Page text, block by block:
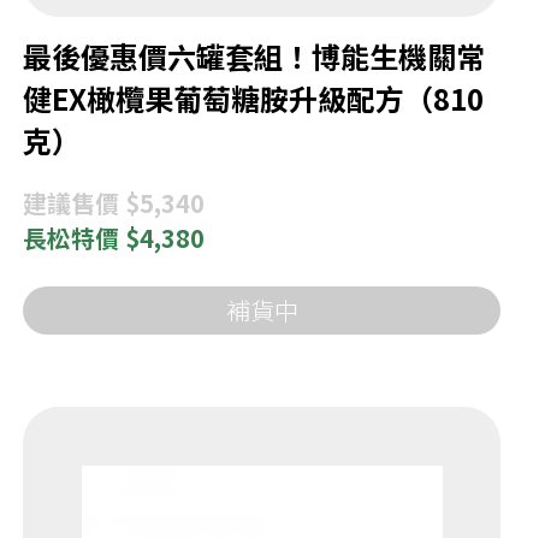
最後優惠價六罐套組！博能生機關常
健EX橄欖果葡萄糖胺升級配方（810
克）
建議售價 $5,340
長松特價 $4,380
補貨中